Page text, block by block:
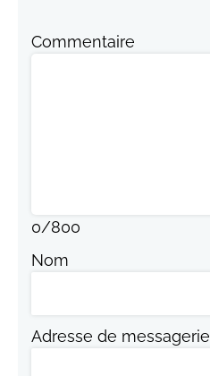
Commentaire
0/800
Nom
Adresse de messagerie